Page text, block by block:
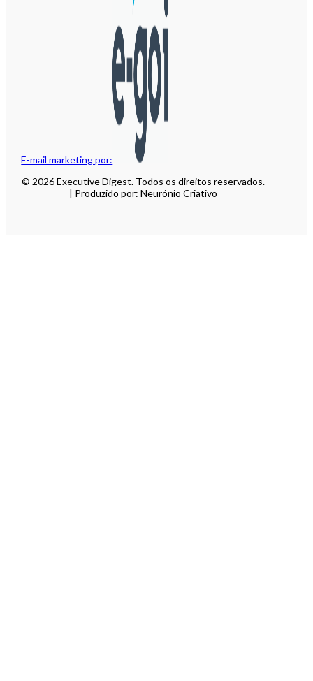
E-mail marketing por:
© 2026 Executive Digest. Todos os direitos reservados.
| Produzido por: Neurónio Criativo